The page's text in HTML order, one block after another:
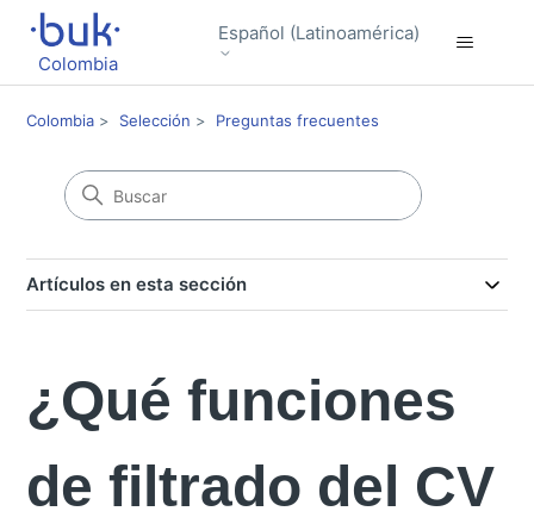
Colombia
Español (Latinoamérica)
Colombia Selección Preguntas frecuentes
Artículos en esta sección
¿Qué funciones
de filtrado del CV